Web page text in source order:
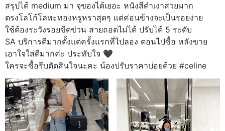
สรุปได้ medium มา จุของได้เยอะ หนังสีดำเงาสวยมาก
ตรงโลโก้โลหะทองหรูหราสุดๆ แต่ค่อนข้างจะเป็นรอยง่าย
ใช้ต้องระวังรอยขีดข่วน สายถอดไม่ได้ ปรับได้ 5 ระดับ
SA บริการดีมากตั้งแต่ครั้งแรกที่ไปลอง ตอนไปซื้อ หลังขาย
เอาใจใส่ดีมากค่ะ ประทับใจ 🖤
ใครจะซื้อรีบตัดสินใจนะคะ น้องปรับราคาบ่อยด้วย #celine